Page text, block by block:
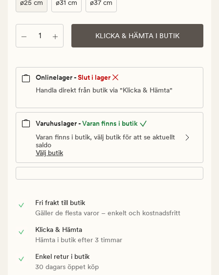
krø25 cm ø31 cm ø37 cm
Antal KLICKA & HÄMTA I BUTIK
Onlinelager -Slut i lager
Handla direkt från butik via "Klicka & Hämta"
Varuhuslager -Varan finns i butik
Varan finns i butik, välj butik för att se aktuellt
saldo
Välj butik
Fri frakt till butik
Gäller de flesta varor – enkelt och kostnadsfritt
Klicka & Hämta
Hämta i butik efter 3 timmar
Enkel retur i butik
30 dagars öppet köp